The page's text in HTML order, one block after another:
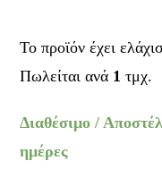
Διαθέσιμο /
ημέρες
Το προϊόν έχει
Πωλείται ανά 1 τμχ.